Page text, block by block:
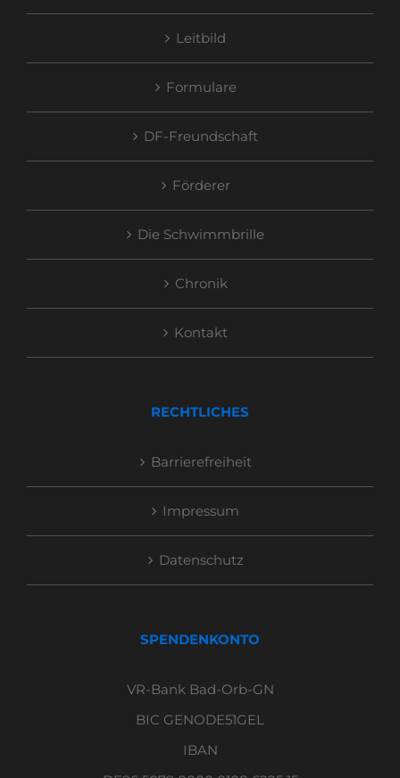
Leitbild
Formulare
DF-Freundschaft
Förderer
Die Schwimmbrille
Chronik
Kontakt
RECHTLICHES
Barrierefreiheit
Impressum
Datenschutz
SPENDENKONTO
VR-Bank Bad-Orb-GN
BIC GENODE51GEL
IBAN